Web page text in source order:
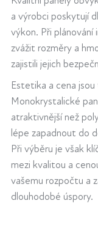
a výrobci poskytují
výkon. Při plánování
zvážit rozměry a
zajistili jejich
Estetika a cena
Monokrystalické
atraktivnější než
lépe zapadnout do
Při výběru je však
mezi kvalitou a
vašemu rozpočtu a
dlouhodobé úspory.